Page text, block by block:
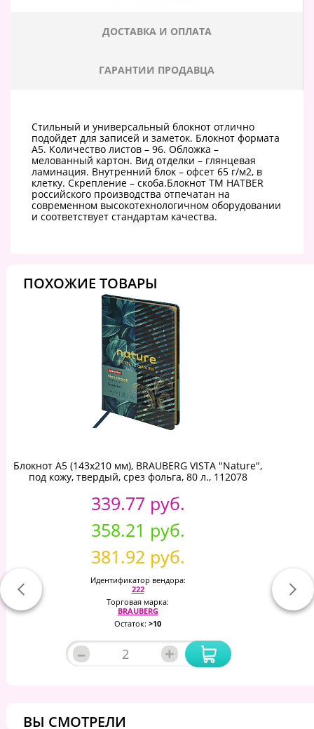
ДОСТАВКА И ОПЛАТА
ГАРАНТИИ ПРОДАВЦА
Стильный и универсальный блокнот отлично
подойдет для записей и заметок. Блокнот формата
A5. Количество листов – 96. Обложка –
мелованный картон. Вид отделки – глянцевая
ламинация. Внутренний блок – офсет 65 г/м2, в
клетку. Скрепление – скоба.Блокнот ТМ HATBER
российского производства отпечатан на
современном высокотехнологичном оборудовании
и соответствует стандартам качества.
ПОХОЖИЕ ТОВАРЫ
Блокнот А5 (143x210 мм), BRAUBERG VISTA "Nature",
под кожу, твердый, срез фольга, 80 л., 112078
339.77 руб.
358.21 руб.
381.92 руб.
Идентификатор вендора:
222
Торговая марка:
BRAUBERG
Остаток: >10
– +
ВЫ СМОТРЕЛИ